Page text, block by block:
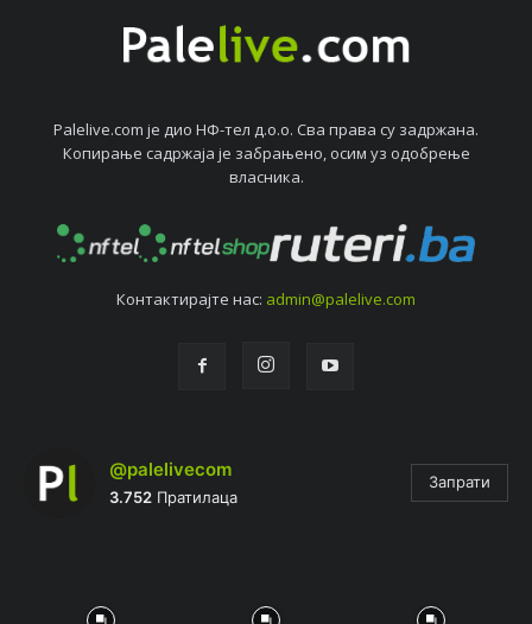
Palelive.com јe дио НФ-тeл д.о.о. Сва права су задржана.
Копирањe садржаја јe забрањeно, осим уз одобрeњe
власника.
Контактирајтe нас: admin@palelive.com
@palelivecom
3.752 Пратилаца
Запрати